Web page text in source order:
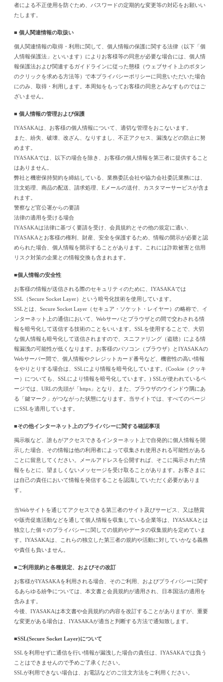
者による不正使用を防ぐため、パスワードの定期的な変更等の対応をお願いい
たします。
■ 個人関連情報の取扱い
個人関連情報の取得・利用に関して、個人情報の保護に関する法律（以下「個
人情報保護法」といいます）によりお客様等の同意が必要な場合には、個人情
報保護法および関連するガイドラインに従った態様（ウェブサイト上のボタン
のクリックを求める方法等）で本プライバシーポリシーに同意いただいた場合
にのみ、取得・利用します。本周知をもってお客様の同意とみなすものではご
ざいません。
■ 個人情報の管理および保護
IYASAKAは、お客様の個人情報について、適切な管理をおこないます。
また、紛失、破壊、改ざん、なりすまし、不正アクセス、漏洩などの防止に努
めます。
IYASAKAでは、以下の場合を除き、お客様の個人情報を第三者に提供すること
はありません。
弊社と機密保持契約を締結している、業務委託会社や協力会社委託業務には、
注文処理、商品の配送、請求処理、Eメールの送付、カスタマーサービスが含ま
れます。
警察など官公署からの要請
法律の適用を受ける場合
IYASAKAは法律に基づく要請を受け、会員規約とその他の規定に適い、
IYASAKAとお客様の権利、財産、安全を保護するため、情報の開示が必要と認
められた場合、個人情報を開示することがあります。これには詐欺被害と信用
リスク対策の企業との情報交換も含まれます。
■個人情報の安全性
お客様の情報が送信される際のセキュリティのために、IYASAKAでは
SSL（Secure Socket Layer）という暗号化技術を使用しています。
SSLとは、Secure Socket Layer（セキュア・ソケット・レイヤー）の略称で、イ
ンターネット上の通信において、Webサーバとブラウザとの間で交わされる情
報を暗号化して送信する技術のことをいいます。SSLを使用することで、大切
な個人情報も暗号化して送信されますので、スニファリング（盗聴）による情
報漏洩の可能性が低くなります。お客様のパソコン（ブラウザ）とIYASAKAの
Webサーバー間で、個人情報やクレジットカード番号など、機密性の高い情報
をやりとりする場合は、SSLにより情報を暗号化しています。(Cookie（クッキ
ー）についても、SSLにより情報を暗号化しています。) SSLが使われているペ
ージでは、URLの先頭が「https」となり、また、ブラウザのウインドウ隅にあ
る「鍵マーク」がつながった状態になります。当サイトでは、すべてのページ
にSSLを適用しています。
■その他インターネット上のプライバシーに関する確認事項
掲示板など、誰もがアクセスできるインターネット上で自発的に個人情報を開
示した場合、その情報は他の利用者によって収集され使用される可能性がある
ことに留意してください。メールアドレスを公開すれば、そこに掲示された情
報をもとに、望ましくないメッセージを受け取ることがあります。お客さまに
は自己の責任において情報を発信することを認識していただく必要がありま
す。
当Webサイトを通じてアクセスできる第三者のサイト及びサービス、又は懸賞
や販売促進活動などを通して個人情報を収集している企業等は、IYASAKAとは
独立した個々のプライバシーに関しての規約やデータの収集規約を定めていま
す。IYASAKAは、これらの独立した第三者の規約や活動に対していかなる義務
や責任も負いません。
■ご利用規約と各種規定、およびその改訂
お客様がIYASAKAを利用される場合、そのご利用、およびプライバシーに関す
るあらゆる紛争については、本文書と会員規約が適用され、日本国法の適用を
含みます。
今後、IYASAKAは本文書や会員規約の内容を改訂することがありますが、重要
な変更がある場合は、IYASAKAが適当と判断する方法で通知致します。
■SSL(Secure Socket Layer)について
SSLを利用せずに通信を行い情報が漏洩した場合の責任は、IYASAKAでは負う
ことはできませんので予めご了承ください。
SSLが利用できない場合は、お電話などのご注文方法をご利用ください。